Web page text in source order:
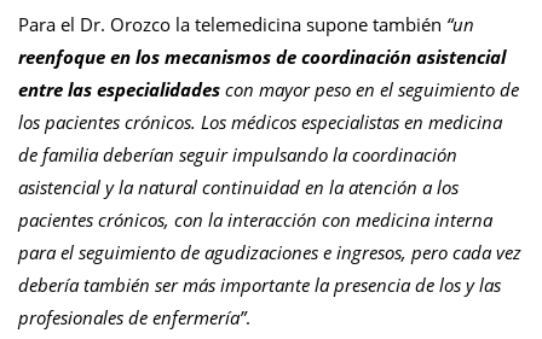
Para el Dr. Orozco la telemedicina supone también “un
reenfoque en los mecanismos de coordinación asistencial
entre las especialidades con mayor peso en el seguimiento de
los pacientes crónicos. Los médicos especialistas en medicina
de familia deberían seguir impulsando la coordinación
asistencial y la natural continuidad en la atención a los
pacientes crónicos, con la interacción con medicina interna
para el seguimiento de agudizaciones e ingresos, pero cada vez
debería también ser más importante la presencia de los y las
profesionales de enfermería”.